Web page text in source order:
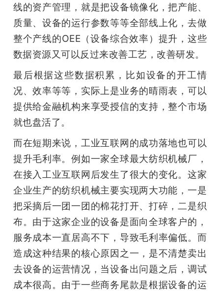
线的资产管理，就是把设备镜像化，把产能、
质量、设备的运行参数等等全部线上化，去做
整个产线的OEE（设备综合效率）提升，这些
数据资源又可以反过来改善工艺，改善研发。
最后根据这些数据积累，比如设备的开工情
况、效率等等，实际上是业务的晴雨表，可以
提供给金融机构来享受授信的支持，整个市场
就也盘活了。
而在短期来说，工业互联网的成功落地也可以
提升毛利率。例如一家全球最大纺织机械厂，
在接入工业互联网后发生了很大的变化。这家
企业生产的纺织机械主要实现两大功能，一是
把采摘后一团一团的棉花打开、打碎，二是织
布。由于这家企业的设备是面向全球客户的，
服务成本一直居高不下，导致毛利率偏低。而
造成这种结果的核心原因之一，是不清楚卖出
去设备的运营情况，当设备出问题之后，调试
成本很高。由于一些商务尾款是根据设备的运